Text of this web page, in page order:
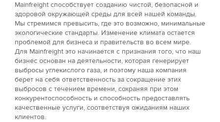
Mainfreight способствует созданию чистой, безопасной и
здоровой окружающей среды для всей нашей команды.
Мы стремимся превысить, где это возможно, минимальные
экологические стандарты. Изменение климата остается
проблемой для бизнеса и правительств во всем мире.
Для Mainfreight это начинается с признания того, что наш
бизнес основан на деятельности, которая генерирует
выбросы углекислого газа, и поэтому наша компания
берет на себя ответственность за сокращение этих
выбросов с течением времени, сохраняя при этом
конкурентоспособность и способность предоставлять
качественные услуги, соответствуя ожиданиям наших
клиентов.